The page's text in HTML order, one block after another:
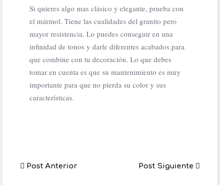
Si quieres algo mas clásico y elegante, prueba con
el mármol. Tiene las cualidades del granito pero
mayor resistencia. Lo puedes conseguir en una
infinidad de tonos y darle diferentes acabados para
que combine con tu decoración. Lo que debes
tomar en cuenta es que su mantenimiento es muy
importante para que no pierda su color y sus
características.
Post Anterior Post Siguiente